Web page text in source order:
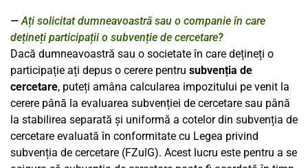
Ați solicitat dumneavoastră sau o companie în care
dețineți participații o subvenție de cercetare?
Dacă dumneavoastră sau o societate în care dețineți o
participație ați depus o cerere pentru subvenția de
cercetare, puteți amâna calcularea impozitului pe venit la
cerere până la evaluarea subvenției de cercetare sau până
la stabilirea separată și uniformă a cotelor din subvenția de
cercetare evaluată în conformitate cu Legea privind
subvenția de cercetare (FZulG). Acest lucru este pentru a se